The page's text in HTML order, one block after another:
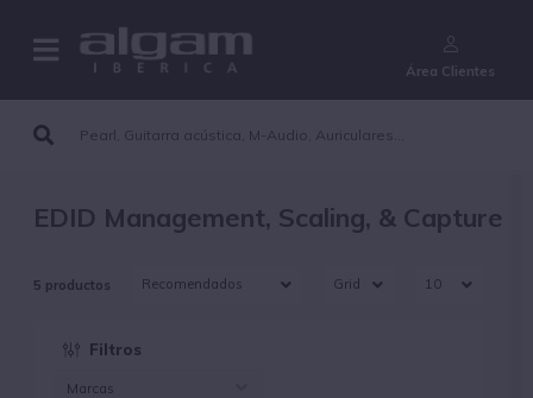
Área Clientes
EDID Management, Scaling, & Capture
5 productos
Filtros
Marcas